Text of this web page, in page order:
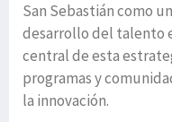
San Sebastián como
desarrollo del talento
central de esta
programas y
la innovación.